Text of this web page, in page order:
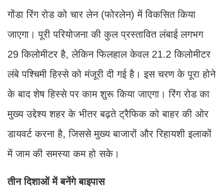
गोंडा रिंग रोड को चार लेन (फोरलेन) में विकसित किया
जाएगा। पूरी परियोजना की कुल प्रस्तावित लंबाई लगभग
29 किलोमीटर है, लेकिन फिलहाल केवल 21.2 किलोमीटर
लंबे पश्चिमी हिस्से को मंजूरी दी गई है। इस चरण के पूरा होने
के बाद शेष हिस्से पर काम शुरू किया जाएगा। रिंग रोड का
मुख्य उद्देश्य शहर के भीतर बढ़ते ट्रैफिक को बाहर की ओर
डायवर्ट करना है, जिससे मुख्य बाजारों और रिहायशी इलाकों
में जाम की समस्या कम हो सके।
तीन दिशाओं में बनेंगे बाइपास